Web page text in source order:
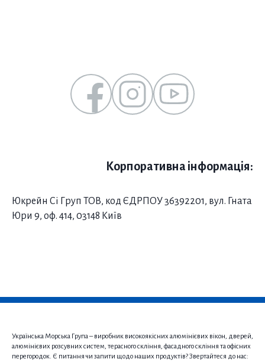
Корпоративна інформація:
Юкрейн Сі Груп ТОВ, код ЄДРПОУ 36392201, вул. Гната
Юри 9, оф. 414, 03148 Київ
Українська Морська Група – виробник високоякісних алюмінієвих вікон, дверей,
алюмінієвих розсувних систем, терасного скління, фасадного скління та офісних
перегородок. Є питання чи запити щодо наших продуктів? Звертайтеся до нас: